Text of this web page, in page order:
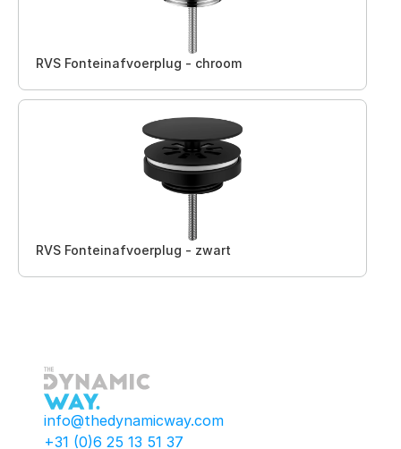
RVS Fonteinafvoerplug - chroom
RVS Fonteinafvoerplug - zwart
info@thedynamicway.com
+31 (0)6 25 13 51 37